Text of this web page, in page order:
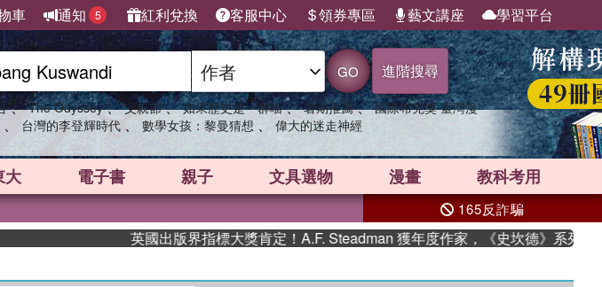
車 通知 5 紅利兌換 客服中心 領券專區 藝文講座 學習平台
GO 進階搜尋
、 The Odyssey 、 父親節 、 如果歷史是一群喵 、 暑期推薦 、 國際布克獎 臺灣漫
、 台灣的李登輝時代 、 數學女孩：黎曼猜想 、 偉大的迷走神經
大 電子書 親子 文具選物 漫畫 教科考用
165反詐騙
英國出版界指標大獎肯定！A.F. Steadman 獲年度作家，《史坎德》系列帶你